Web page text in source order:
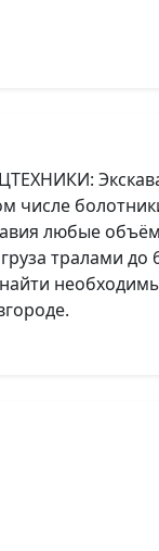
числе
любые
тралами до